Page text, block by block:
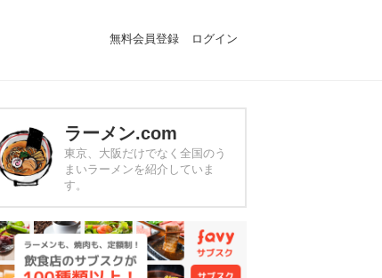
無料会員登録 ログイン
ラーメン.com
東京、大阪だけでなく全国のう
まいラーメンを紹介していま
す。